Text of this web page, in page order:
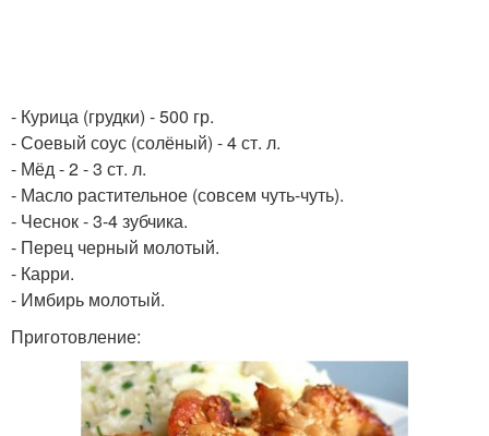
- Курица (грудки) - 500 гр.
- Соевый соус (солёный) - 4 ст. л.
- Мёд - 2 - 3 ст. л.
- Масло растительное (совсем чуть-чуть).
- Чеснок - 3-4 зубчика.
- Перец черный молотый.
- Карри.
- Имбирь молотый.
Приготовление: